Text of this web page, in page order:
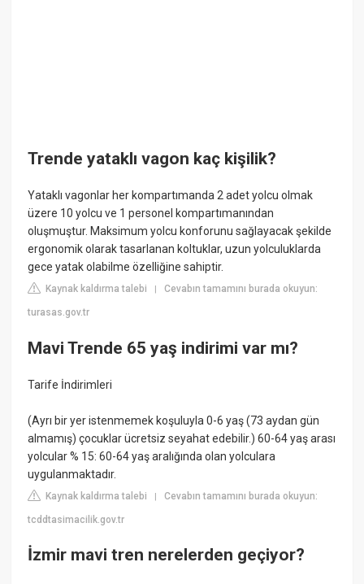
Trende yataklı vagon kaç kişilik?
Yataklı vagonlar her kompartımanda 2 adet yolcu olmak
üzere 10 yolcu ve 1 personel kompartımanından
oluşmuştur. Maksimum yolcu konforunu sağlayacak şekilde
ergonomik olarak tasarlanan koltuklar, uzun yolculuklarda
gece yatak olabilme özelliğine sahiptir.
Kaynak kaldırma talebi |Cevabın tamamını burada okuyun:
turasas.gov.tr
Mavi Trende 65 yaş indirimi var mı?
Tarife İndirimleri
(Ayrı bir yer istenmemek koşuluyla 0-6 yaş (73 aydan gün
almamış) çocuklar ücretsiz seyahat edebilir.) 60-64 yaş arası
yolcular % 15: 60-64 yaş aralığında olan yolculara
uygulanmaktadır.
Kaynak kaldırma talebi |Cevabın tamamını burada okuyun:
tcddtasimacilik.gov.tr
İzmir mavi tren nerelerden geçiyor?